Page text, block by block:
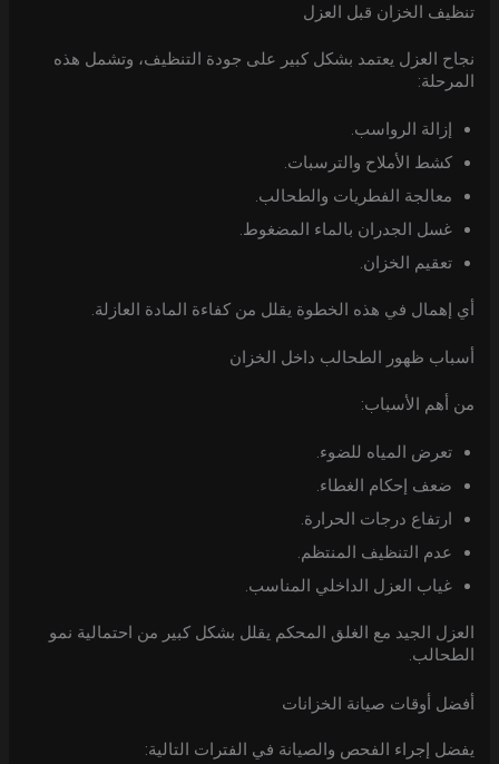
تنظيف الخزان قبل العزل
نجاح العزل يعتمد بشكل كبير على جودة التنظيف، وتشمل هذه
المرحلة:
إزالة الرواسب.
كشط الأملاح والترسبات.
معالجة الفطريات والطحالب.
غسل الجدران بالماء المضغوط.
تعقيم الخزان.
أي إهمال في هذه الخطوة يقلل من كفاءة المادة العازلة.
أسباب ظهور الطحالب داخل الخزان
من أهم الأسباب:
تعرض المياه للضوء.
ضعف إحكام الغطاء.
ارتفاع درجات الحرارة.
عدم التنظيف المنتظم.
غياب العزل الداخلي المناسب.
العزل الجيد مع الغلق المحكم يقلل بشكل كبير من احتمالية نمو
الطحالب.
أفضل أوقات صيانة الخزانات
يفضل إجراء الفحص والصيانة في الفترات التالية: